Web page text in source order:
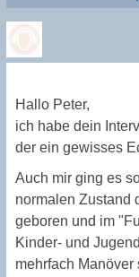
Hallo Peter,
ich habe dein
der ein gewisses
Auch mir ging es
normalen Zustand
geboren und im
Kinder- und
mehrfach